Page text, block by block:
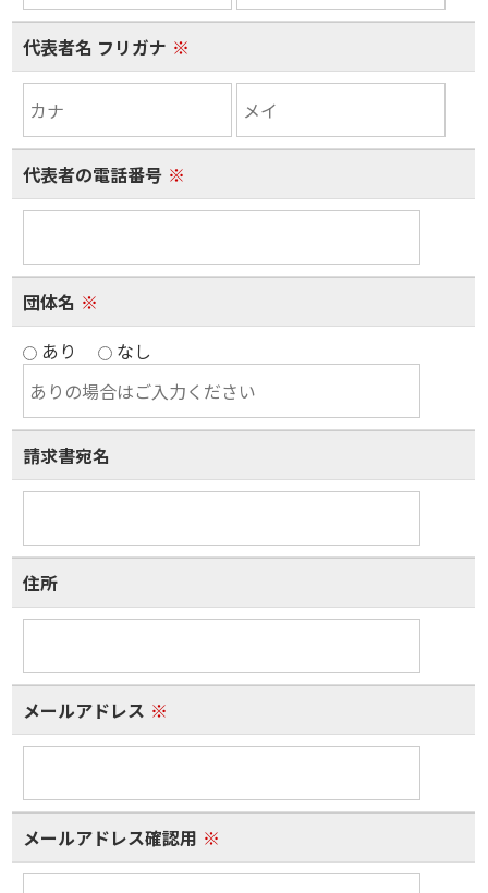
代表者名 フリガナ ※
代表者の電話番号 ※
団体名 ※
あり
なし
請求書宛名
住所
メールアドレス ※
メールアドレス確認用 ※